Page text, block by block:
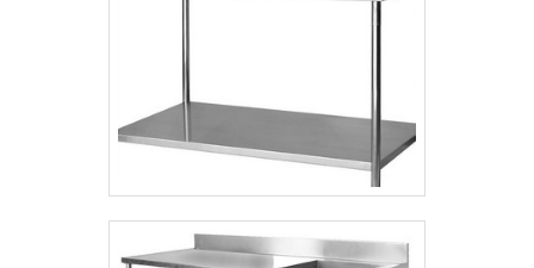
investiu em profissionais competentes e
em equipamentos inovadores. A Erinox é
uma empresa que tem sido apontada de
forma positiva no mercado pela seriedade e
qualidade, que fecham todo o ciclo de
entrega com excelência para seus
parceiros. Aproveite a visita para acessar o
nosso site e saber mais sobre a empresa,
nossos serviços e produtos. Se preferir,